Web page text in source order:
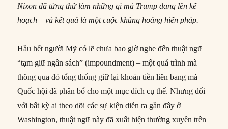
Nixon đã từng thử làm những gì mà Trump đang lên kế
hoạch – và kết quả là một cuộc khủng hoảng hiến pháp.
Hầu hết người Mỹ có lẽ chưa bao giờ nghe đến thuật ngữ
“tạm giữ ngân sách” (impoundment) – một quá trình mà
thông qua đó tổng thống giữ lại khoản tiền liên bang mà
Quốc hội đã phân bổ cho một mục đích cụ thể. Nhưng đối
với bất kỳ ai theo dõi các sự kiện diễn ra gần đây ở
Washington, thuật ngữ này đã xuất hiện thường xuyên trên